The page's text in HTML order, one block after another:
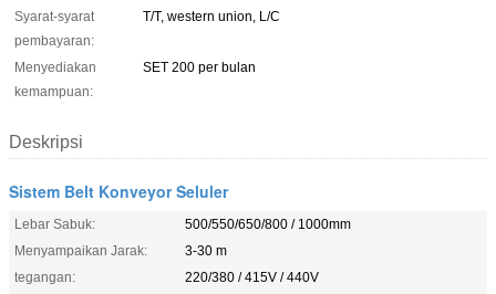
Syarat-syarat
pembayaran:
T/T, western union, L/C
Menyediakan
kemampuan:
SET 200 per bulan
Deskripsi
Sistem Belt Konveyor Seluler
Lebar Sabuk:
500/550/650/800 / 1000mm
Menyampaikan Jarak:
3-30 m
tegangan:
220/380 / 415V / 440V